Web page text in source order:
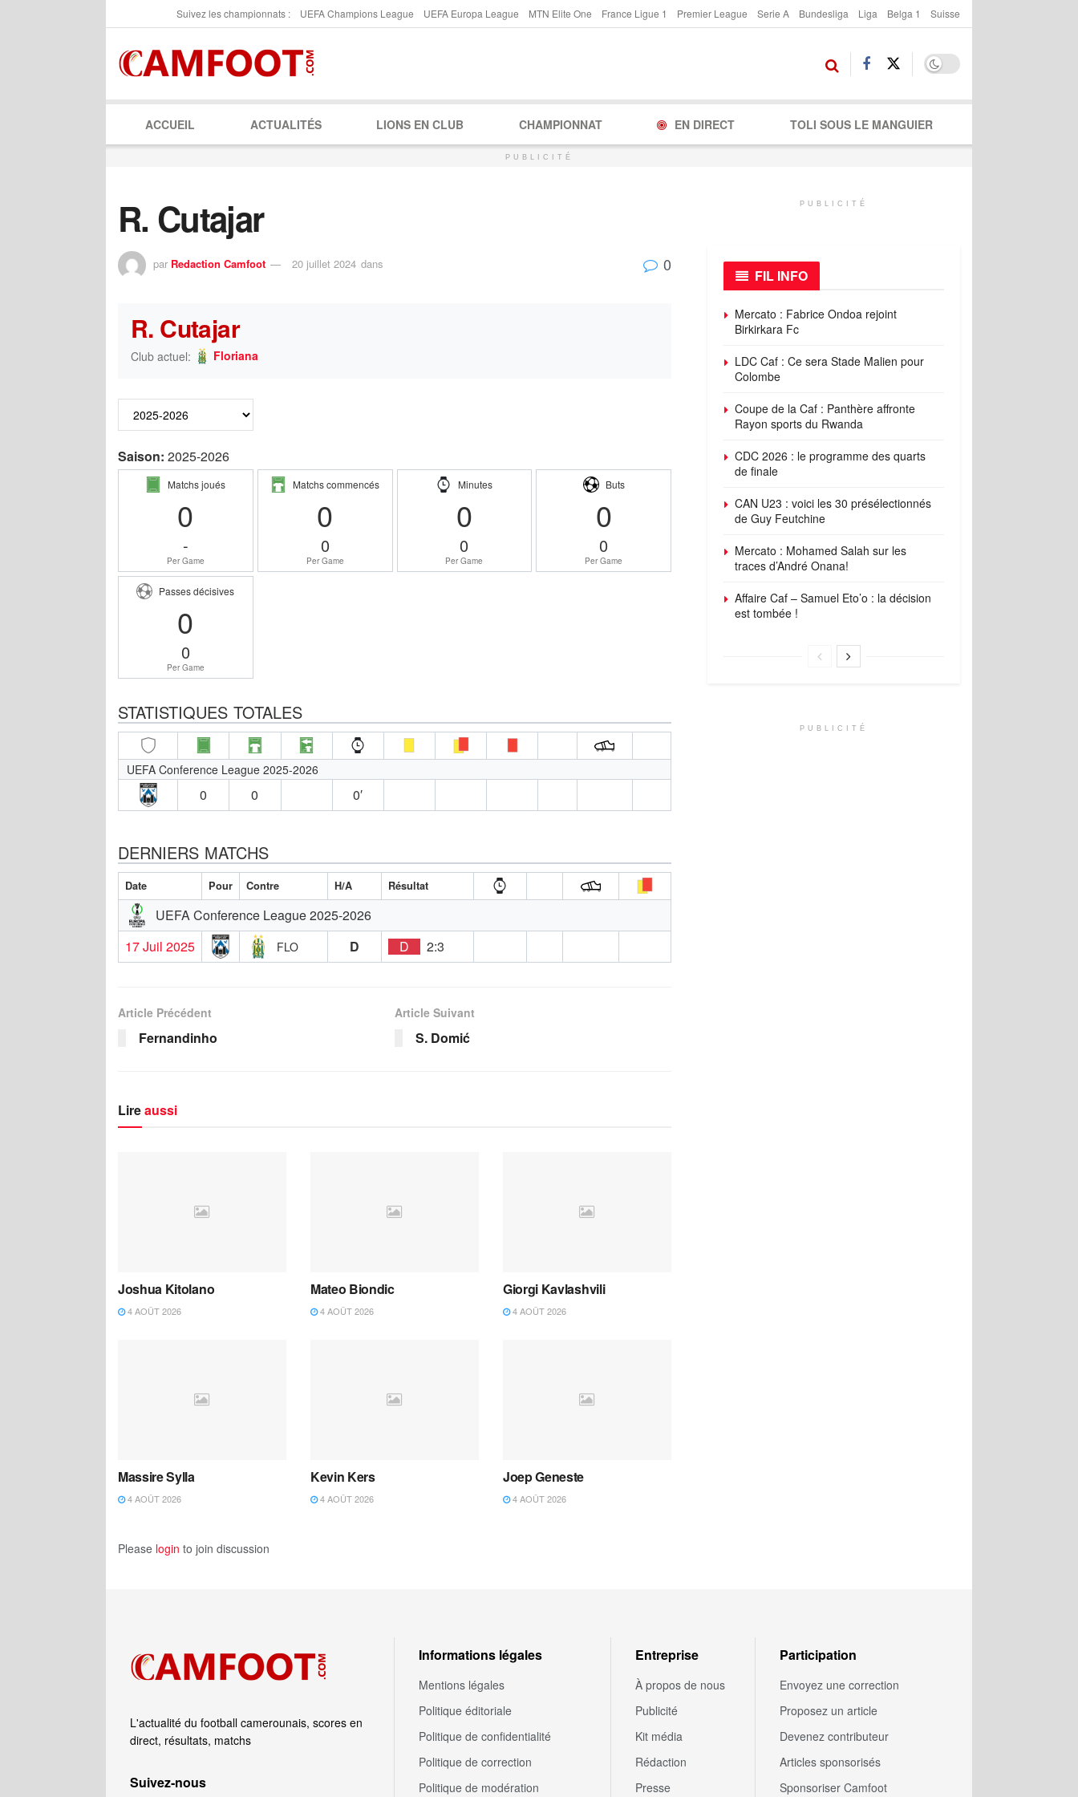
Suivez les championnats : UEFA Champions League UEFA Europa League MTN Elite One France Ligue 1 Premier League Serie A Bundesliga Liga Belga 1 Suisse
ACCUEIL ACTUALITÉS LIONS EN CLUB CHAMPIONNAT EN DIRECT TOLI SOUS LE MANGUIER
PUBLICITÉ
R. Cutajar
par Redaction Camfoot 20 juillet 2024 dans 0
R. Cutajar
Club actuel: Floriana
Saison: 2025-2026
Matchs joués
0
-
Per Game
Matchs commencés
0
0
Per Game
Minutes
0
0
Per Game
Buts
0
0
Per Game
Passes décisives
0
0
Per Game
STATISTIQUES TOTALES
UEFA Conference League 2025-2026
0 0 0′
DERNIERS MATCHS
Date Pour Contre H/A Résultat
UEFA Conference League 2025-2026
17 Juil 2025
FLO D D 2:3
Article Précédent
Fernandinho
Article Suivant
S. Domić
Lireaussi
Joshua Kitolano
4 AOÛT 2026
Mateo Biondic
4 AOÛT 2026
Giorgi Kavlashvili
4 AOÛT 2026
Massire Sylla
4 AOÛT 2026
Kevin Kers
4 AOÛT 2026
Joep Geneste
4 AOÛT 2026
Please login to join discussion
PUBLICITÉ
FIL INFO
Mercato : Fabrice Ondoa rejoint
Birkirkara Fc
LDC Caf : Ce sera Stade Malien pour
Colombe
Coupe de la Caf : Panthère affronte
Rayon sports du Rwanda
CDC 2026 : le programme des quarts
de finale
CAN U23 : voici les 30 présélectionnés
de Guy Feutchine
Mercato : Mohamed Salah sur les
traces d’André Onana!
Affaire Caf – Samuel Eto’o : la décision
est tombée !
PUBLICITÉ
L'actualité du football camerounais, scores en
direct, résultats, matchs
Suivez‑nous
Informations légales
Mentions légales
Politique éditoriale
Politique de confidentialité
Politique de correction
Politique de modération
Entreprise
À propos de nous
Publicité
Kit média
Rédaction
Presse
Participation
Envoyez une correction
Proposez un article
Devenez contributeur
Articles sponsorisés
Sponsoriser Camfoot